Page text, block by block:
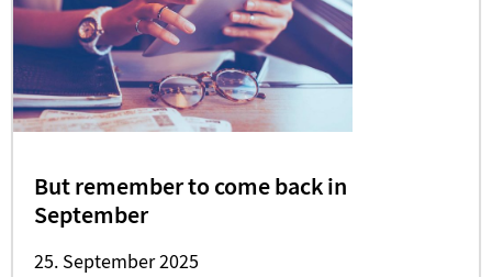
But remember to come back in
September
25. September 2025